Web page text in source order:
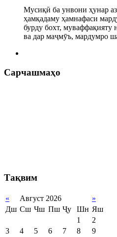
Мусиқӣ ба унвони ҳунар
ҳамқадаму ҳамнафаси
бурду бохт, муваффақияту
ва дар маҷмӯъ, мардумро
Сарчашмаҳо
Тақвим
« Август 2026
»
Дш Сш Чш Пш Ҷу Шн Яш
1
2
3
4 5 6 7 8
9